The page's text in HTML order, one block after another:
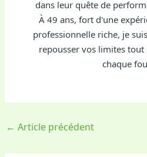
dans leur quête de
À 49 ans, fort d'une
professionnelle riche, je
repousser vos limites
chaque
← Article précédent